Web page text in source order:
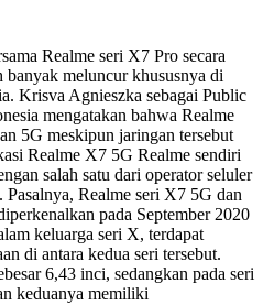
Realme seri X7 Pro secara
banyak meluncur khususnya di
Krisva Agnieszka sebagai Public
mengatakan bahwa Realme
5G meskipun jaringan tersebut
Realme X7 5G Realme sendiri
salah satu dari operator seluler
Realme seri X7 5G dan
pada September 2020
keluarga seri X, terdapat
di antara kedua seri tersebut.
6,43 inci, sedangkan pada seri
keduanya memiliki